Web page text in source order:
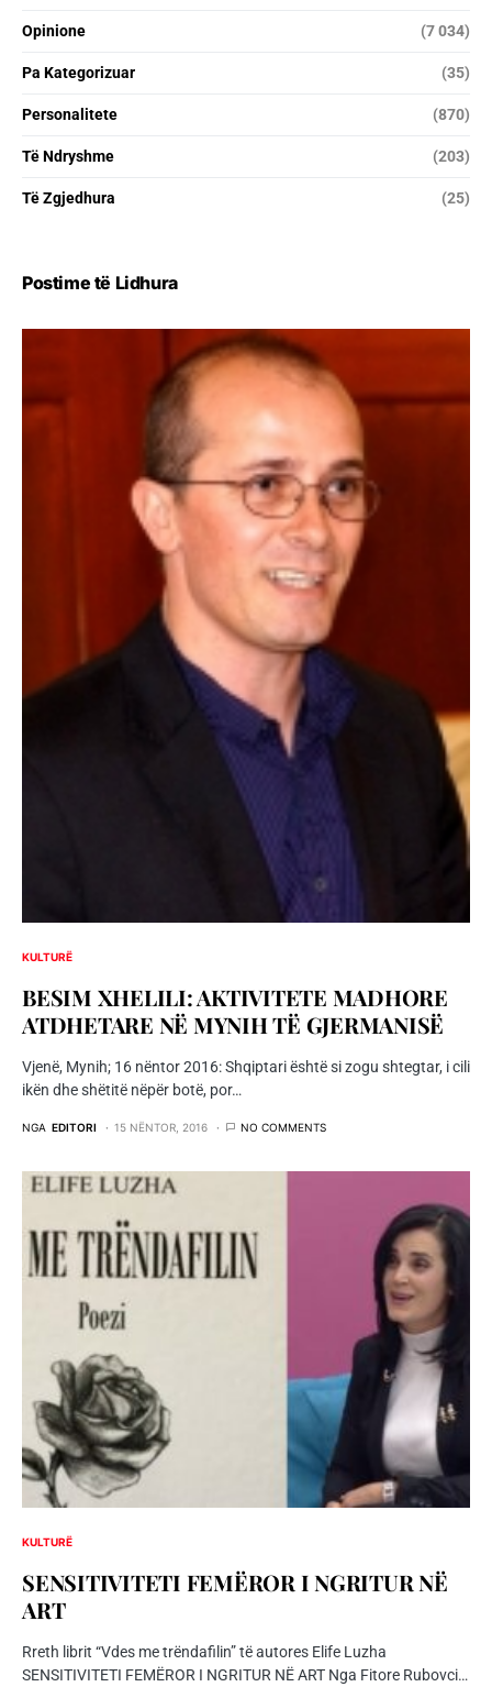
Opinione (7 034)
Pa Kategorizuar (35)
Personalitete (870)
Të Ndryshme (203)
Të Zgjedhura (25)
Postime të Lidhura
KULTURË
BESIM XHELILI: AKTIVITETE MADHORE
ATDHETARE NË MYNIH TË GJERMANISË
Vjenë, Mynih; 16 nëntor 2016: Shqiptari është si zogu shtegtar, i cili
ikën dhe shëtitë nëpër botë, por…
NGA EDITORI 15 NËNTOR, 2016 NO COMMENTS
KULTURË
SENSITIVITETI FEMËROR I NGRITUR NË
ART
Rreth librit “Vdes me trëndafilin” të autores Elife Luzha
SENSITIVITETI FEMËROR I NGRITUR NË ART Nga Fitore Rubovci…